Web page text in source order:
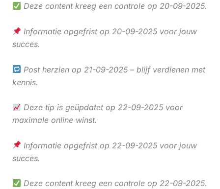
Deze content kreeg een controle op 20-09-2025.
Informatie opgefrist op 20-09-2025 voor jouw
succes.
Post herzien op 21-09-2025 – blijf verdienen met
kennis.
Deze tip is geüpdatet op 22-09-2025 voor
maximale online winst.
Informatie opgefrist op 22-09-2025 voor jouw
succes.
Deze content kreeg een controle op 22-09-2025.